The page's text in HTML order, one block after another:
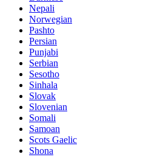
Nepali
Norwegian
Pashto
Persian
Punjabi
Serbian
Sesotho
Sinhala
Slovak
Slovenian
Somali
Samoan
Scots Gaelic
Shona